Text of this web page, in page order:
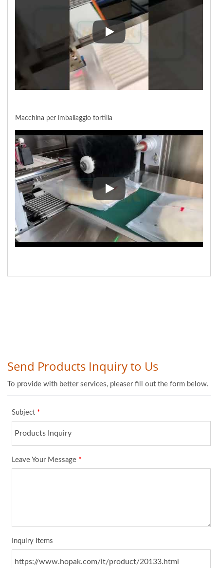
Macchina per imballaggio argilla
Macchina per imballaggio tortilla
Macchina per imballaggio